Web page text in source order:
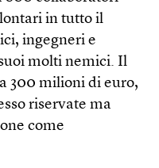
in tutto il
ingegneri e
molti nemici. Il
300 milioni di euro,
riservate ma
come